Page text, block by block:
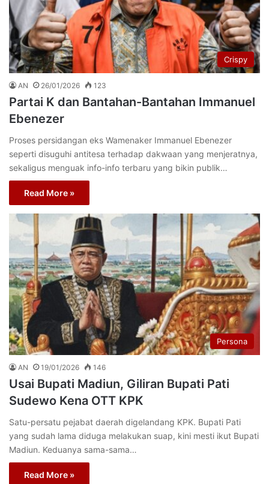
Crispy
AN 26/01/2026 123
Partai K dan Bantahan-Bantahan Immanuel
Ebenezer
Proses persidangan eks Wamenaker Immanuel Ebenezer
seperti disuguhi antitesa terhadap dakwaan yang menjeratnya,
sekaligus menguak info-info terbaru yang bikin publik…
Read More »
Persona
AN 19/01/2026 146
Usai Bupati Madiun, Giliran Bupati Pati
Sudewo Kena OTT KPK
Satu-persatu pejabat daerah digelandang KPK. Bupati Pati
yang sudah lama diduga melakukan suap, kini mesti ikut Bupati
Madiun. Keduanya sama-sama…
Read More »